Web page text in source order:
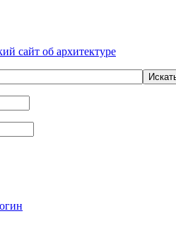
сайт об архитектуре